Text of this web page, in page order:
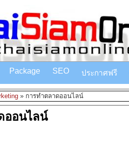
Package SEO ประกาศฟรี
» การทำตลาดออนไลน์
ออนไลน์